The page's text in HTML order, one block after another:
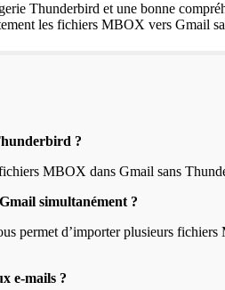
Thunderbird et une bonne
les fichiers MBOX vers Gmail
?
MBOX dans Gmail sans
simultanément ?
permet d’importer plusieurs
e-mails ?